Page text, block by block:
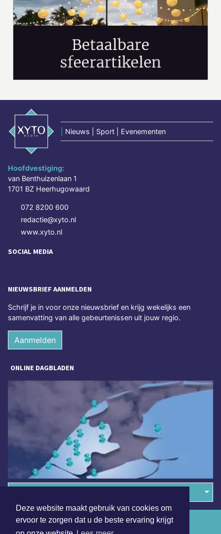
Deze website maakt gebruik van cookies om
ervoor te zorgen dat u de beste ervaring krijgt
Nieuws | Sport | Evenementen
Hoofdvestiging:
van Benthuizenlaan 1
1701 BZ Heerhugowaard
072 8200 600
redactie@xyto.nl
www.xyto.nl
SOCIAL MEDIA
NIEUWSBRIEF AANMELDEN
Schrijf je in voor onze nieuwsbrief en krijg wekelijks een
samenvatting van alle gebeurtenissen uit jouw regio.
Aanmelden
ONLINE DAGBLADEN
Algemene voorwaarden